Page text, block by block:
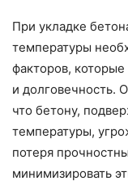
При укладке
температуры
факторов,
и долговечность.
что бетону,
температуры,
потеря
минимизировать